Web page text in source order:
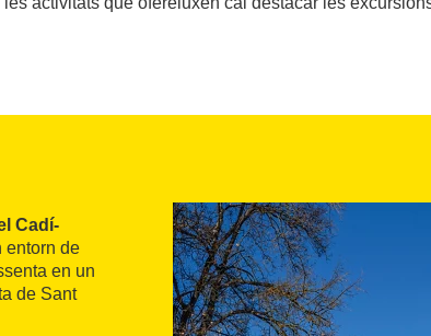
Cadí-
entorn de
en un
de Sant